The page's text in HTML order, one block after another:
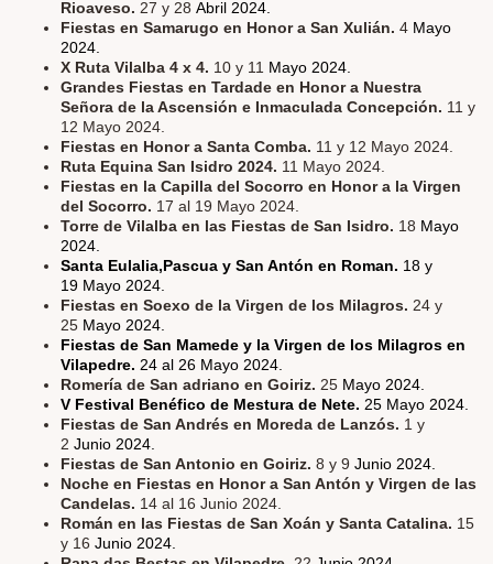
Rioaveso. 27 y 28 Abril 2024.
Fiestas en Samarugo en Honor a San Xulián. 4 Mayo
2024.
X Ruta Vilalba 4 x 4. 10 y 11 Mayo 2024.
Grandes Fiestas en Tardade en Honor a Nuestra
Señora de la Ascensión e Inmaculada Concepción. 11 y
12 Mayo 2024.
Fiestas en Honor a Santa Comba. 11 y 12 Mayo 2024.
Ruta Equina San Isidro 2024. 11 Mayo 2024.
Fiestas en la Capilla del Socorro en Honor a la Virgen
del Socorro. 17 al 19 Mayo 2024.
Torre de Vilalba en las Fiestas de San Isidro. 18 Mayo
2024.
Santa Eulalia,Pascua y San Antón en Roman. 18 y
19 Mayo 2024.
Fiestas en Soexo de la Virgen de los Milagros. 24 y
25 Mayo 2024.
Fiestas de San Mamede y la Virgen de los Milagros en
Vilapedre. 24 al 26 Mayo 2024.
Romería de San adriano en Goiriz. 25 Mayo 2024.
V Festival Benéfico de Mestura de Nete. 25 Mayo 2024.
Fiestas de San Andrés en Moreda de Lanzós. 1 y
2 Junio 2024.
Fiestas de San Antonio en Goiriz. 8 y 9 Junio 2024.
Noche en Fiestas en Honor a San Antón y Virgen de las
Candelas. 14 al 16 Junio 2024.
Román en las Fiestas de San Xoán y Santa Catalina. 15
y 16 Junio 2024.